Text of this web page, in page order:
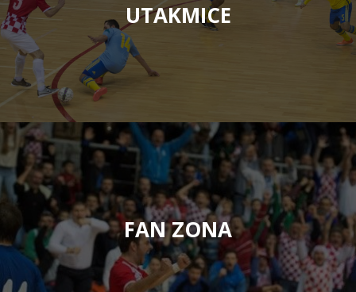
UTAKMICE
FAN ZONA